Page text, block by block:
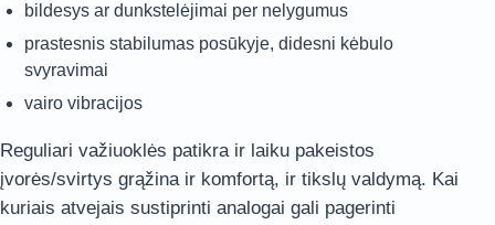
bildesys ar dunkstelėjimai per nelygumus
prastesnis stabilumas posūkyje, didesni kėbulo
svyravimai
vairo vibracijos
Reguliari važiuoklės patikra ir laiku pakeistos
įvorės/svirtys grąžina ir komfortą, ir tikslų valdymą. Kai
kuriais atvejais sustiprinti analogai gali pagerinti